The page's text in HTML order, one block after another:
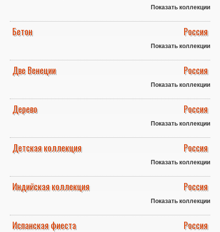
Показать коллекции
Бетон Россия
Показать коллекции
Две Венеции Россия
Показать коллекции
Дерево Россия
Показать коллекции
Детская коллекция Россия
Показать коллекции
Индийская коллекция Россия
Показать коллекции
Испанская фиеста Россия